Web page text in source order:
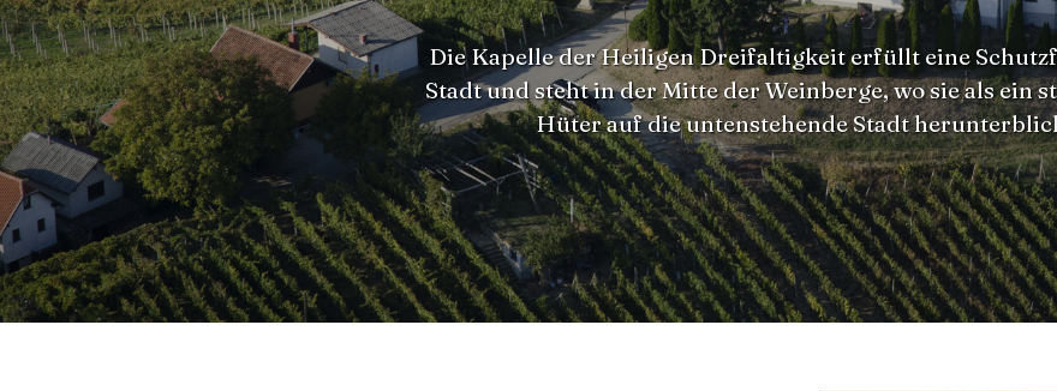
Die Kapelle der Heiligen Dreifaltigkeit erfüllt eine
Stadt und steht in der Mitte der Weinberge, wo sie als ein
Hüter auf die untenstehende Stadt